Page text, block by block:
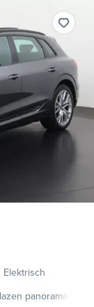
Elektrisch
panorama-dak